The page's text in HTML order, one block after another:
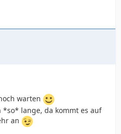
warten
lange, da kommt es auf
an